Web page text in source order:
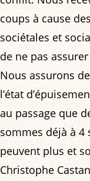
coups à cause
sociétales et
de ne pas
Nous assurons
l’état
au passage que
sommes déjà à 4
peuvent plus et
Christophe